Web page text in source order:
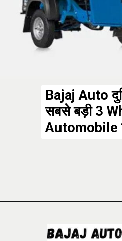
Bajaj Auto
सबसे बड़ी 3
Automobile